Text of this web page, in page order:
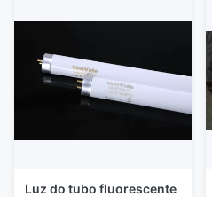
Luz do tubo fluorescente